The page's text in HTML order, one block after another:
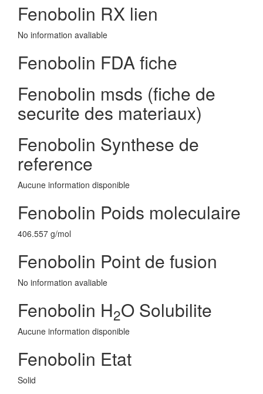
Fenobolin RX lien
No information avaliable
Fenobolin FDA fiche
Fenobolin msds (fiche de
securite des materiaux)
Fenobolin Synthese de
reference
Aucune information disponible
Fenobolin Poids moleculaire
406.557 g/mol
Fenobolin Point de fusion
No information avaliable
Fenobolin H2O Solubilite
Aucune information disponible
Fenobolin Etat
Solid